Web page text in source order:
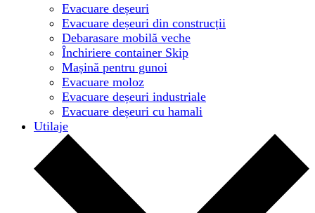
Evacuare deșeuri
Evacuare deșeuri din construcții
Debarasare mobilă veche
Închiriere container Skip
Mașină pentru gunoi
Evacuare moloz
Evacuare deșeuri industriale
Evacuare deșeuri cu hamali
Utilaje